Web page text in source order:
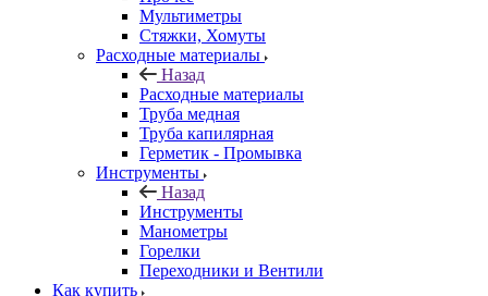
Мультиметры
Стяжки, Хомуты
Расходные материалы
Назад
Расходные материалы
Труба медная
Труба капилярная
Герметик - Промывка
Инструменты
Назад
Инструменты
Манометры
Горелки
Переходники и Вентили
Как купить